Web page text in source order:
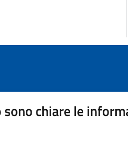
sono chiare le